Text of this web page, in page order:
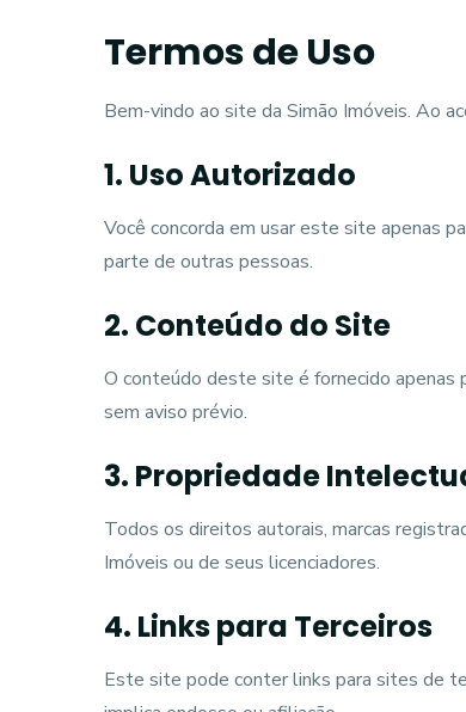
Termos de Uso
Bem-vindo ao site da Simão Imóveis. Ao
1. Uso Autorizado
Você concorda em usar este site apenas
parte de outras pessoas.
2. Conteúdo do Site
O conteúdo deste site é fornecido apenas
sem aviso prévio.
3. Propriedade
Todos os direitos autorais, marcas
Imóveis ou de seus licenciadores.
4. Links para Terceiros
Este site pode conter links para sites de